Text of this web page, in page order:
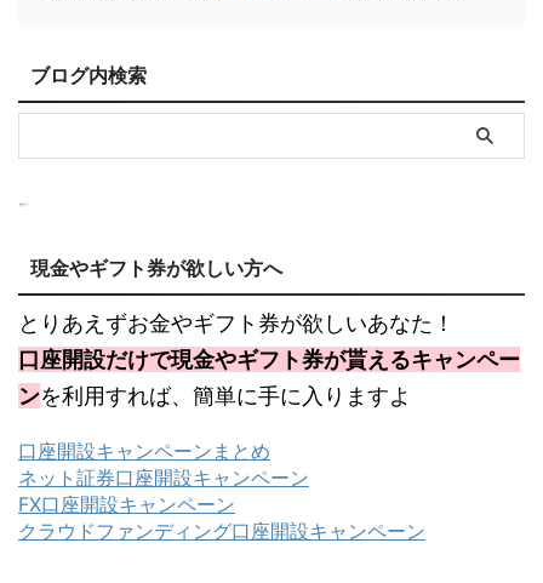
ブログ内検索
現金やギフト券が欲しい方へ
とりあえずお金やギフト券が欲しいあなた！
口座開設だけで現金やギフト券が貰えるキャンペー
ンを利用すれば、簡単に手に入りますよ
口座開設キャンペーンまとめ
ネット証券口座開設キャンペーン
FX口座開設キャンペーン
クラウドファンディング口座開設キャンペーン